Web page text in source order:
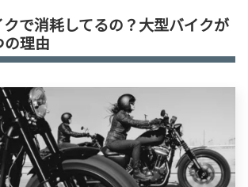
で消耗してるの？大型バイクが
理由